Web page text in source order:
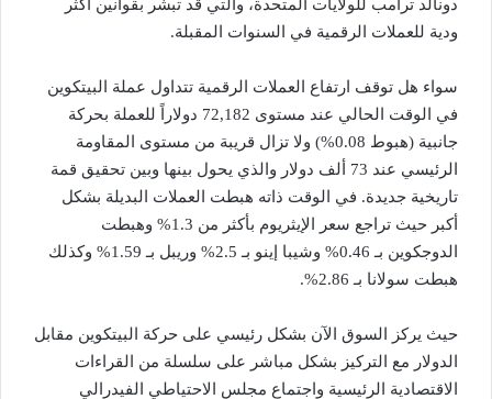
دونالد ترامب للولايات المتحدة، والتي قد تبشر بقوانين أكثر
ودية للعملات الرقمية في السنوات المقبلة.
سواء هل توقف ارتفاع العملات الرقمية تتداول عملة البيتكوين
في الوقت الحالي عند مستوى 72,182 دولاراً للعملة بحركة
جانبية (هبوط 0.08%) ولا تزال قريبة من مستوى المقاومة
الرئيسي عند 73 ألف دولار والذي يحول بينها وبين تحقيق قمة
تاريخية جديدة. في الوقت ذاته هبطت العملات البديلة بشكل
أكبر حيث تراجع سعر الإيثريوم بأكثر من 1.3% وهبطت
الدوجكوين بـ 0.46% وشيبا إينو بـ 2.5% وريبل بـ 1.59% وكذلك
هبطت سولانا بـ 2.86%.
حيث يركز السوق الآن بشكل رئيسي على حركة البيتكوين مقابل
الدولار مع التركيز بشكل مباشر على سلسلة من القراءات
الاقتصادية الرئيسية واجتماع مجلس الاحتياطي الفيدرالي